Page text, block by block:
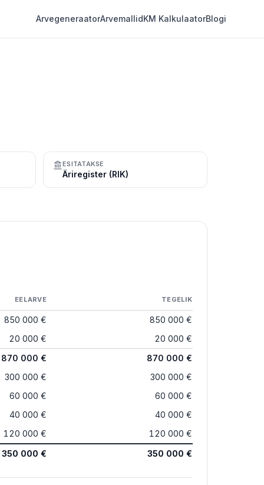
ArvegeneraatorArvemallidKM KalkulaatorBlogi
ESITATAKSE
Äriregister (RIK)
EELARVE TEGELIK
850 000 €
850 000 €
20 000 €
20 000 €
870 000 €
870 000 €
300 000 €
300 000 €
60 000 €
60 000 €
40 000 €
40 000 €
120 000 €
120 000 €
350 000 € 350 000 €